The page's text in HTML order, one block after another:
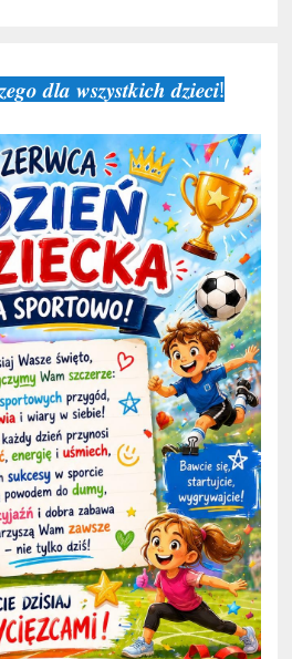
𝒅𝒍𝒂 𝒘𝒔𝒛𝒚𝒔𝒕𝒌𝒊𝒄𝒉 𝒅𝒛𝒊𝒆𝒄𝒊!